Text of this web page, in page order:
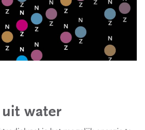
water